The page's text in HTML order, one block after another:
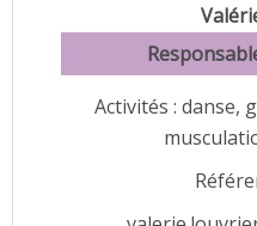
Activités : danse,